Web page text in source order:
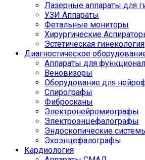
Лазерные аппараты для
УЗИ Аппараты
Фетальные мониторы
Хирургические
Эстетическая гинекология
Диагностическое
Аппараты для
Веновизоры
Оборудование для
Спирографы
Фибросканы
Электронейромиографы
Электроэнцефалографы
Эндоскопические
Эхоэнцефалографы
Кардиология